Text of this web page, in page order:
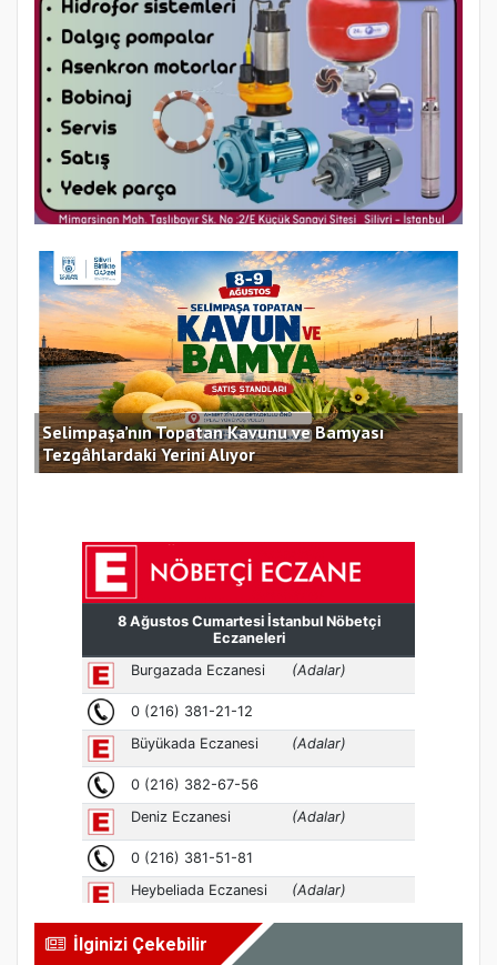
Selimpaşa’nın Topatan Kavunu ve Bamyası
Tezgâhlardaki Yerini Alıyor
İlginizi Çekebilir